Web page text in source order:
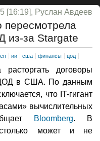
[16:19], Руслан Авдеев
пересмотрела
из-за Stargate
ии сша финансы цод
договоры
в США. По данным
что IT-гигант
вычислительных
Bloomberg. В
столько может и не